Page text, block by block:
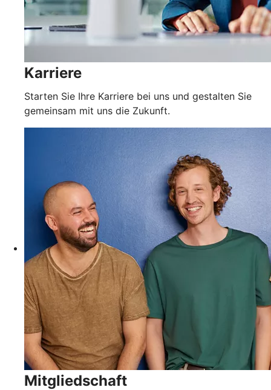
Karriere
Starten Sie Ihre Karriere bei uns und gestalten Sie
gemeinsam mit uns die Zukunft.
Mitgliedschaft